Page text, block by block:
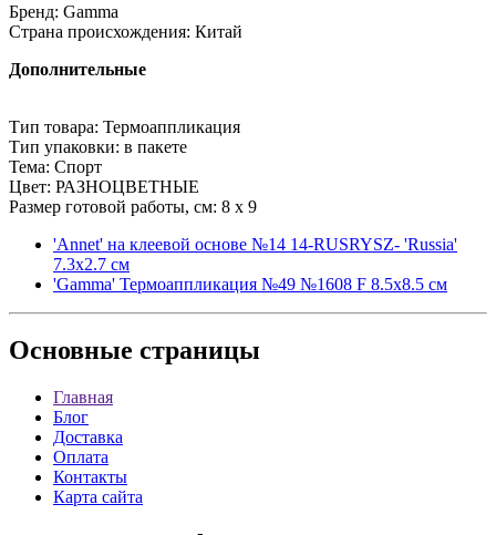
Бренд: Gamma
Страна происхождения: Китай
Дополнительные
Тип товара: Термоаппликация
Тип упаковки: в пакете
Тема: Спорт
Цвет: РАЗНОЦВЕТНЫЕ
Размер готовой работы, см: 8 x 9
'Annet' на клеевой основе №14 14-RUSRYSZ- 'Russia'
7.3x2.7 см
'Gamma' Термоаппликация №49 №1608 F 8.5х8.5 см
Основные страницы
Главная
Блог
Доставка
Оплата
Контакты
Карта сайта